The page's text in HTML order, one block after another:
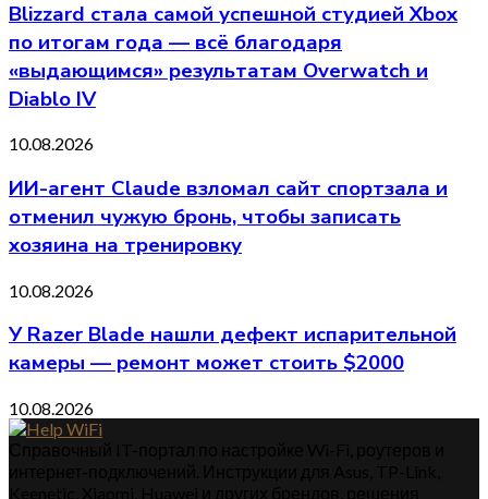
Blizzard стала самой успешной студией Xbox
по итогам года — всё благодаря
«выдающимся» результатам Overwatch и
Diablo IV
10.08.2026
ИИ-агент Claude взломал сайт спортзала и
отменил чужую бронь, чтобы записать
хозяина на тренировку
10.08.2026
У Razer Blade нашли дефект испарительной
камеры — ремонт может стоить $2000
10.08.2026